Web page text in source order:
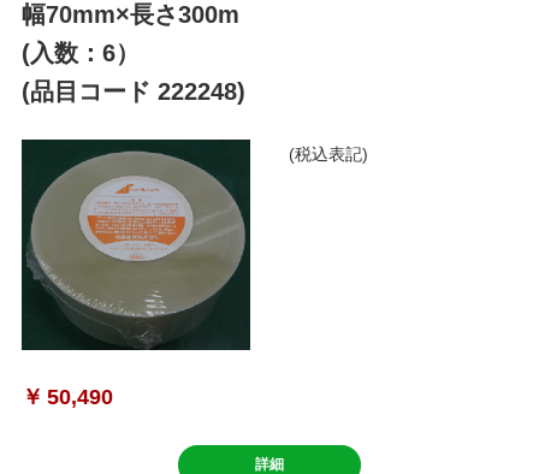
幅70mm×長さ300m
(入数：6）
(品目コード 222248)
(税込表記)
￥ 50,490
詳細